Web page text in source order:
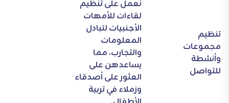
تنظيم
مجموعات
وأنشطة
للتواصل
نعمل على تنظيم
لقاءات للأمهات
الأجنبيات لتبادل
المعلومات
والتجارب، مما
يساعدهن على
العثور على أصدقاء
وزملاء في تربية